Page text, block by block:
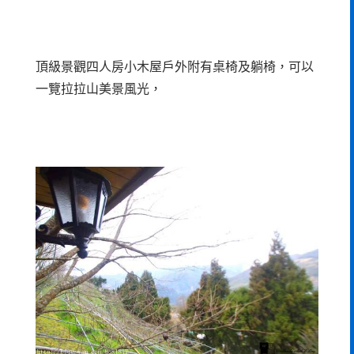
頂級景觀四人房小木屋戶外附有桌椅及躺椅，可以
一覽拉拉山美景風光，